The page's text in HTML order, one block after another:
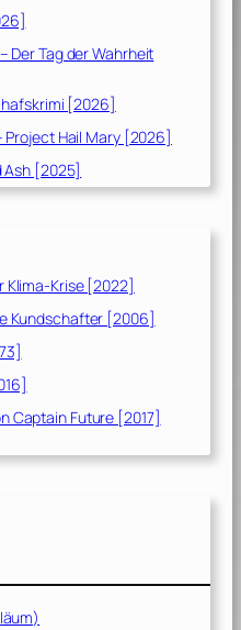
Der Tag der Wahrheit
[2026]
Project Hail Mary [2026]
Ash [2025]
Klima-Krise [2022]
Kundschafter [2006]
Captain Future [2017]